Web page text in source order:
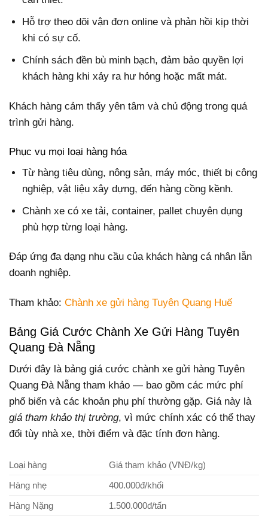
Hỗ trợ theo dõi vận đơn online và phản hồi kịp thời
khi có sự cố.
Chính sách đền bù minh bạch, đảm bảo quyền lợi
khách hàng khi xảy ra hư hỏng hoặc mất mát.
Khách hàng cảm thấy yên tâm và chủ động trong quá
trình gửi hàng.
Phục vụ mọi loại hàng hóa
Từ hàng tiêu dùng, nông sản, máy móc, thiết bị công
nghiệp, vật liệu xây dựng, đến hàng cồng kềnh.
Chành xe có xe tải, container, pallet chuyên dụng
phù hợp từng loại hàng.
Đáp ứng đa dạng nhu cầu của khách hàng cá nhân lẫn
doanh nghiệp.
Tham khảo: Chành xe gửi hàng Tuyên Quang Huế
Bảng Giá Cước Chành Xe Gửi Hàng Tuyên
Quang Đà Nẵng
Dưới đây là bảng giá cước chành xe gửi hàng Tuyên
Quang Đà Nẵng tham khảo — bao gồm các mức phí
phổ biến và các khoản phụ phí thường gặp. Giá này là
giá tham khảo thị trường, vì mức chính xác có thể thay
đổi tùy nhà xe, thời điểm và đặc tính đơn hàng.
Loại hàng
Giá tham khảo (VNĐ/kg)
Hàng nhẹ
400.000đ/khối
Hàng Nặng
1.500.000đ/tấn